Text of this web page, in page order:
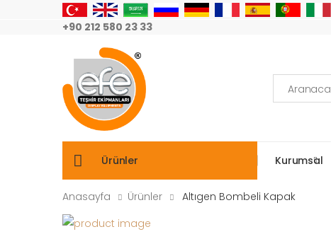
+90 212 580 23 33
Ürünler Kurumsal
Anasayfa Ürünler Altıgen Bombeli Kapak